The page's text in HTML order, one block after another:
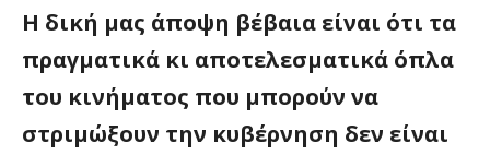
Η δική μας άποψη βέβαια είναι ότι τα
πραγματικά κι αποτελεσματικά όπλα
του κινήματος που μπορούν να
στριμώξουν την κυβέρνηση δεν είναι